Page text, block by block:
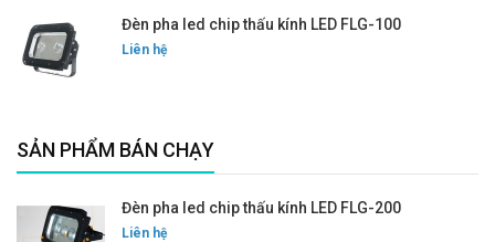
Đèn pha led chip thấu kính LED FLG-100
Liên hệ
SẢN PHẨM BÁN CHẠY
Đèn pha led chip thấu kính LED FLG-200
Liên hệ